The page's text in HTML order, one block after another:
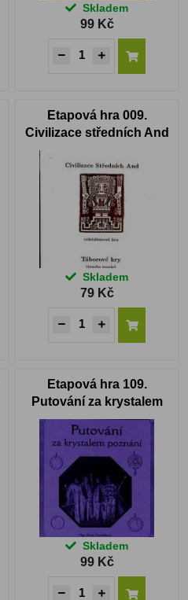
Skladem
99 Kč
Etapová hra 009.
Civilizace středních And
Skladem
79 Kč
Etapová hra 109.
Putování za krystalem
poznání
Skladem
99 Kč